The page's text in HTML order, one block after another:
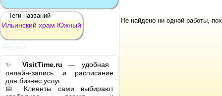
Теги названий
Ильинский храм Южный
✨ VisitTime.ru — удобная
онлайн-запись и расписание
для бизнес услуг.
📅 Клиенты сами выбирают
Не найдено ни одной работы,